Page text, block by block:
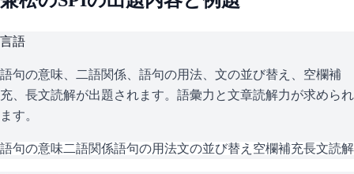
言語
語句の意味、二語関係、語句の用法、文の並び替え、空欄補
充、長文読解が出題されます。語彙力と文章読解力が求められ
ます。
語句の意味二語関係語句の用法文の並び替え 空欄補充長文読解